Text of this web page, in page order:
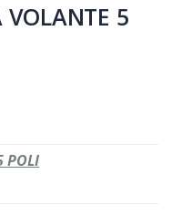
VOLANTE 5
POLI